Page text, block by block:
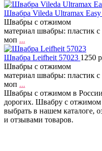
Швабра Vileda Ultramax
Швабры с отжимом
материал швабры: пластик
моп ...
Швабра Leifheit 57023 1250
Швабры с отжимом
материал швабры: пластик
моп ...
Швабры с отжимом в
дорогих. Швабру с отжимом
выбрать в нашем каталоге,
и отзывами товаров.